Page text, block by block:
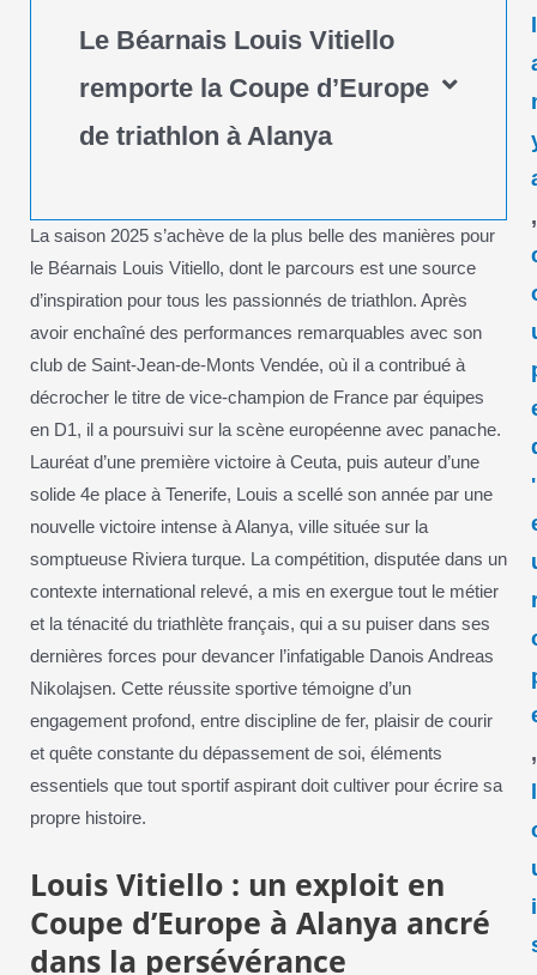
Le Béarnais Louis Vitiello
remporte la Coupe d’Europe
de triathlon à Alanya
La saison 2025 s’achève de la plus belle des manières pour
le Béarnais Louis Vitiello, dont le parcours est une source
d’inspiration pour tous les passionnés de triathlon. Après
avoir enchaîné des performances remarquables avec son
club de Saint-Jean-de-Monts Vendée, où il a contribué à
décrocher le titre de vice-champion de France par équipes
en D1, il a poursuivi sur la scène européenne avec panache.
Lauréat d’une première victoire à Ceuta, puis auteur d’une
solide 4e place à Tenerife, Louis a scellé son année par une
nouvelle victoire intense à Alanya, ville située sur la
somptueuse Riviera turque. La compétition, disputée dans un
contexte international relevé, a mis en exergue tout le métier
et la ténacité du triathlète français, qui a su puiser dans ses
dernières forces pour devancer l’infatigable Danois Andreas
Nikolajsen. Cette réussite sportive témoigne d’un
engagement profond, entre discipline de fer, plaisir de courir
et quête constante du dépassement de soi, éléments
essentiels que tout sportif aspirant doit cultiver pour écrire sa
propre histoire.
Louis Vitiello : un exploit en
Coupe d’Europe à Alanya ancré
dans la persévérance
l
,
'
,
l
i